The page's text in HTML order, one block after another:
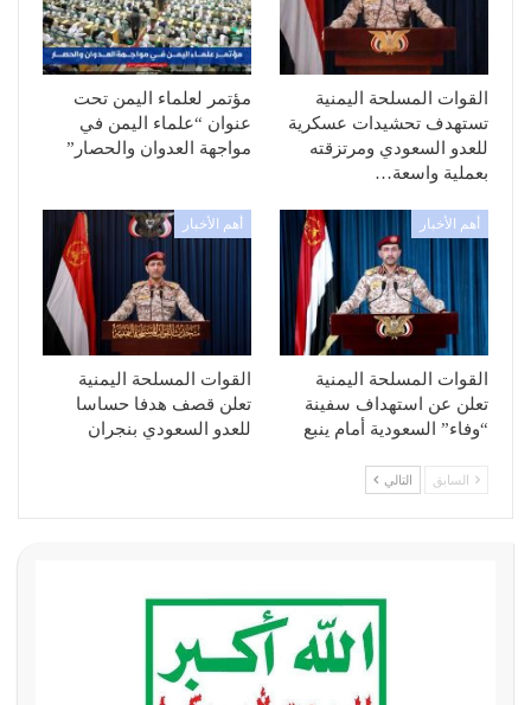
القوات المسلحة اليمنية
تستهدف تحشيدات عسكرية
للعدو السعودي ومرتزقته
بعملية واسعة…
مؤتمر لعلماء اليمن تحت
عنوان “علماء اليمن في
مواجهة العدوان والحصار”
أهم الأخبار
القوات المسلحة اليمنية
تعلن عن استهداف سفينة
“وفاء” السعودية أمام ينبع
أهم الأخبار
القوات المسلحة اليمنية
تعلن قصف هدفا حساسا
للعدو السعودي بنجران
السابق التالي